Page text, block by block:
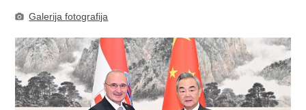
Galerija fotografija